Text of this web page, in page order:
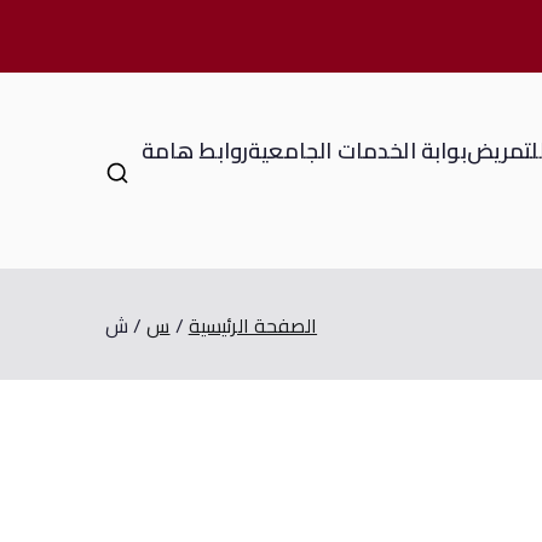
بوابة الخدمات الجامعيةروابط هامة
الصفحة الرئيسية س ش